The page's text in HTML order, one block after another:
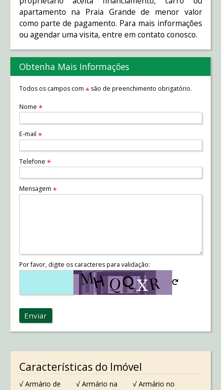
apartamento na Praia Grande de menor valor
como parte de pagamento. Para mais informações
ou agendar uma visita, entre em contato conosco.
Obtenha Mais Informações
Todos os campos com *são de preenchimento obrigatório.
Nome *
E-mail *
Telefone *
Mensagem *
Por favor, digite os caracteres para validação:
Enviar
Características do Imóvel
√ Armário de
√ Armário na
√ Armário no